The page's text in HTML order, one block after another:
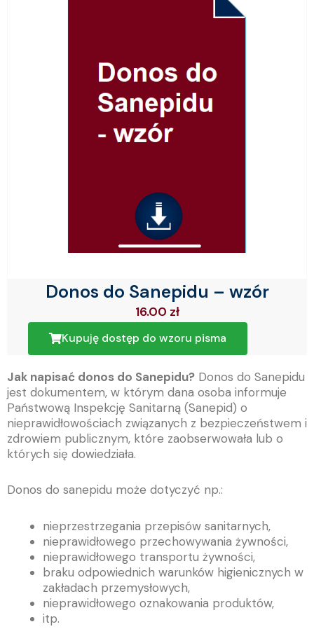
Donos do Sanepidu – wzór
16.00 zł
Kupuję dostęp do wzoru pisma
Jak napisać donos do Sanepidu? Donos do Sanepidu
jest dokumentem, w którym dana osoba informuje
Państwową Inspekcję Sanitarną (Sanepid) o
nieprawidłowościach związanych z bezpieczeństwem i
zdrowiem publicznym, które zaobserwowała lub o
których się dowiedziała.
Donos do sanepidu może dotyczyć np.:
nieprzestrzegania przepisów sanitarnych,
nieprawidłowego przechowywania żywności,
nieprawidłowego transportu żywności,
braku odpowiednich warunków higienicznych w
zakładach przemysłowych,
nieprawidłowego oznakowania produktów,
itp.